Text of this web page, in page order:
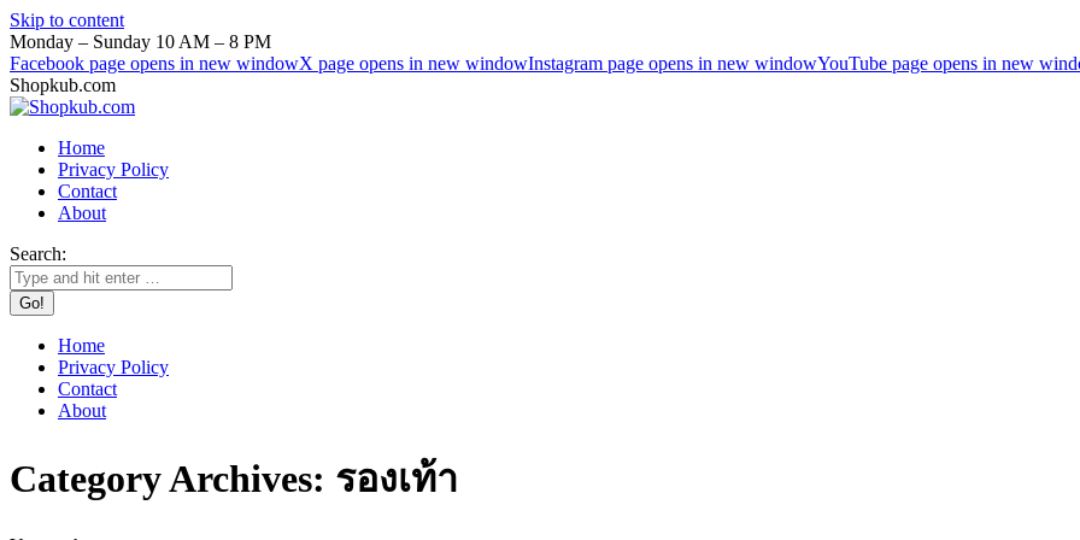
Skip to content
Monday – Sunday 10 AM – 8 PM
Facebook page opens in new windowX page opens in new windowInstagram page opens in new windowYouTube page opens in new
Shopkub.com
Home
Privacy Policy
Contact
About
Search:
Home
Privacy Policy
Contact
About
Category Archives: รองเท้า